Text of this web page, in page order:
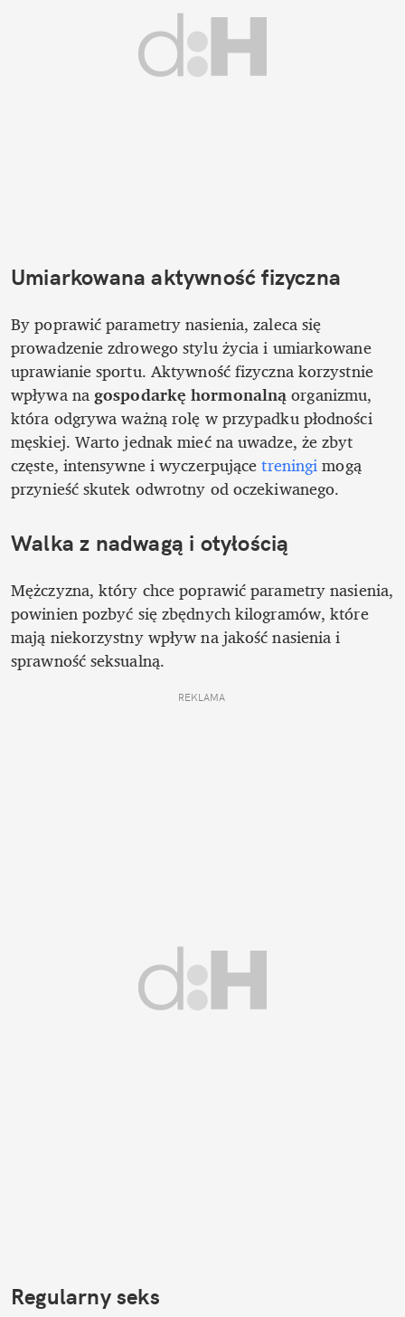
Umiarkowana aktywność fizyczna
By poprawić parametry nasienia, zaleca się
prowadzenie zdrowego stylu życia i umiarkowane
uprawianie sportu. Aktywność fizyczna korzystnie
wpływa na gospodarkę hormonalną organizmu,
która odgrywa ważną rolę w przypadku płodności
męskiej. Warto jednak mieć na uwadze, że zbyt
częste, intensywne i wyczerpujące treningi mogą
przynieść skutek odwrotny od oczekiwanego.
Walka z nadwagą i otyłością
Mężczyzna, który chce poprawić parametry nasienia,
powinien pozbyć się zbędnych kilogramów, które
mają niekorzystny wpływ na jakość nasienia i
sprawność seksualną.
REKLAMA
Regularny seks